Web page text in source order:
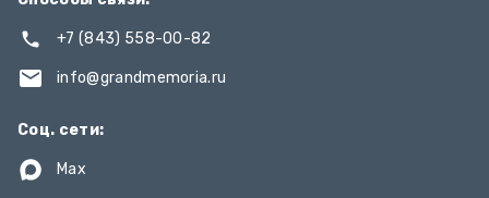
+7 (843) 558-00-82
info@grandmemoria.ru
Соц. сети:
Max